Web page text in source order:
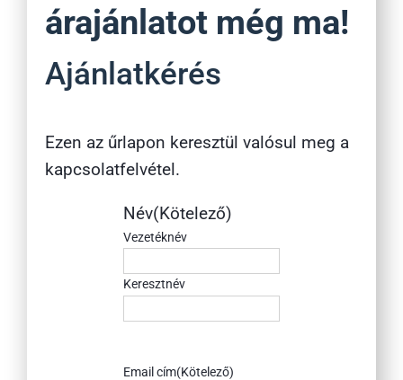
árajánlatot még ma!
Ajánlatkérés
Ezen az űrlapon keresztül valósul meg a
kapcsolatfelvétel.
Név(Kötelező)
Vezetéknév
Keresztnév
Email cím(Kötelező)